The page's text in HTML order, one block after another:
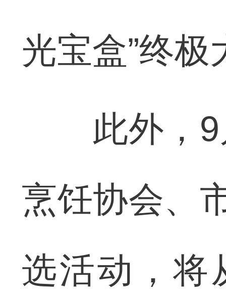
光宝盒”终极
此外，9
烹饪协会、
选活动，将